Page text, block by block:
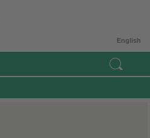
English